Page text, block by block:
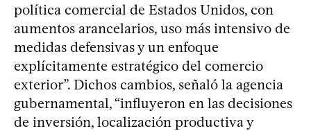
política comercial de Estados Unidos, con
aumentos arancelarios, uso más intensivo de
medidas defensivas y un enfoque
explícitamente estratégico del comercio
exterior”. Dichos cambios, señaló la agencia
gubernamental, “influyeron en las decisiones
de inversión, localización productiva y